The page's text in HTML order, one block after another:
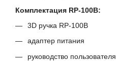
Комплектация RP-100B:
3D ручка RP-100B
адаптер питания
руководство пользователя